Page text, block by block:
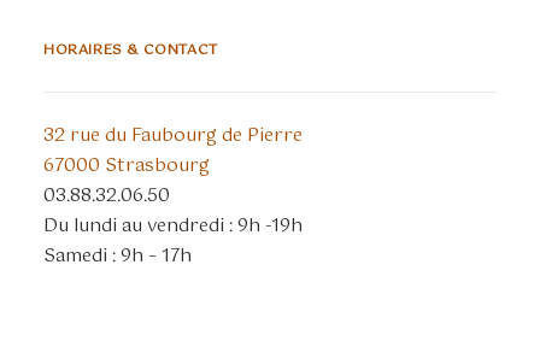
HORAIRES & CONTACT
32 rue du Faubourg de Pierre
67000 Strasbourg
03.88.32.06.50
Du lundi au vendredi : 9h -19h
Samedi : 9h – 17h